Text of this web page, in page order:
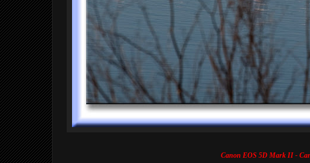
Canon EOS 5D Mark II -